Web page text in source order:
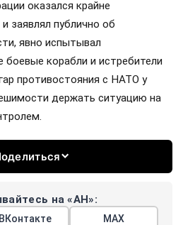
оказался крайне
заявлял публично об
явно испытывал
корабли и истребители
противостояния с НАТО у
держать ситуацию на
на «АН»:
ВКонтакте МАХ